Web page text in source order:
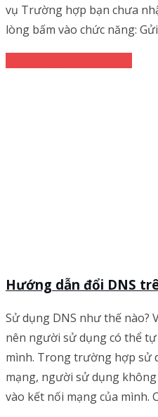
vụ Trường hợp bạn chưa
lòng bấm vào chức năng:
Hướng dẫn đổi DNS
Sử dụng DNS như thế nào?
nên người sử dụng có thể
mình. Trong trường hợp sử
mạng, người sử dụng
vào kết nối mạng của mình.